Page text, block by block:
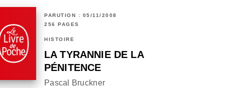
PARUTION : 05/11/2008
256 PAGES
HISTOIRE
LA TYRANNIE DE LA
PÉNITENCE
Pascal Bruckner